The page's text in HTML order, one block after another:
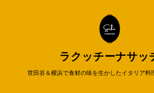
ラクッチーナサッ
世田谷＆横浜で食材の味を生かしたイタリア料